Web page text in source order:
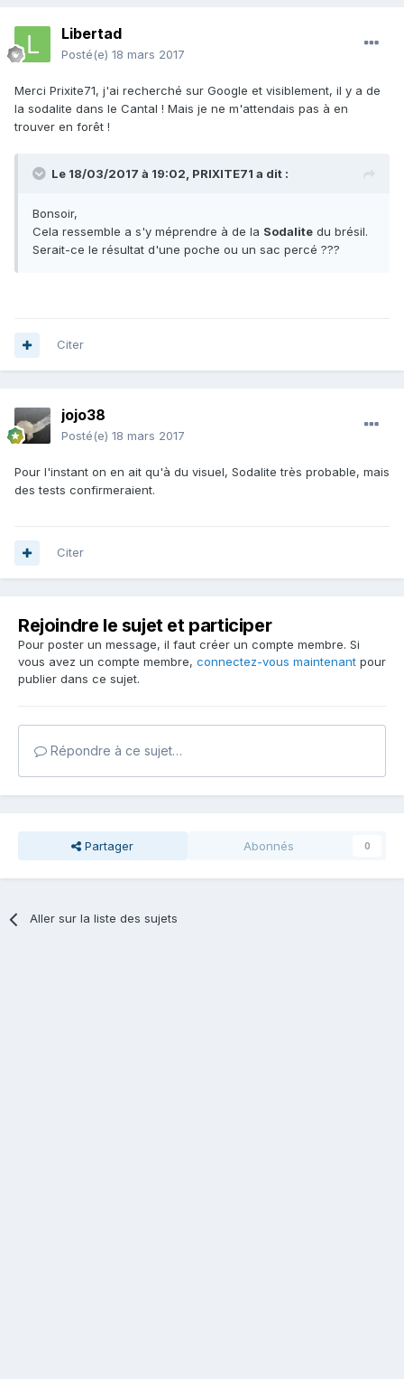
Libertad
Posté(e) 18 mars 2017
Merci Prixite71, j'ai recherché sur Google et visiblement, il y a de
la sodalite dans le Cantal ! Mais je ne m'attendais pas à en
trouver en forêt !
Le 18/03/2017 à 19:02, PRIXITE71 a dit :
Bonsoir,
Cela ressemble a s'y méprendre à de la Sodalite du brésil.
Serait-ce le résultat d'une poche ou un sac percé ???
Citer
jojo38
Posté(e) 18 mars 2017
Pour l'instant on en ait qu'à du visuel, Sodalite très probable, mais
des tests confirmeraient.
Citer
Rejoindre le sujet et participer
Pour poster un message, il faut créer un compte membre. Si
vous avez un compte membre, connectez-vous maintenant pour
publier dans ce sujet.
Répondre à ce sujet…
Partager Abonnés 0
Aller sur la liste des sujets